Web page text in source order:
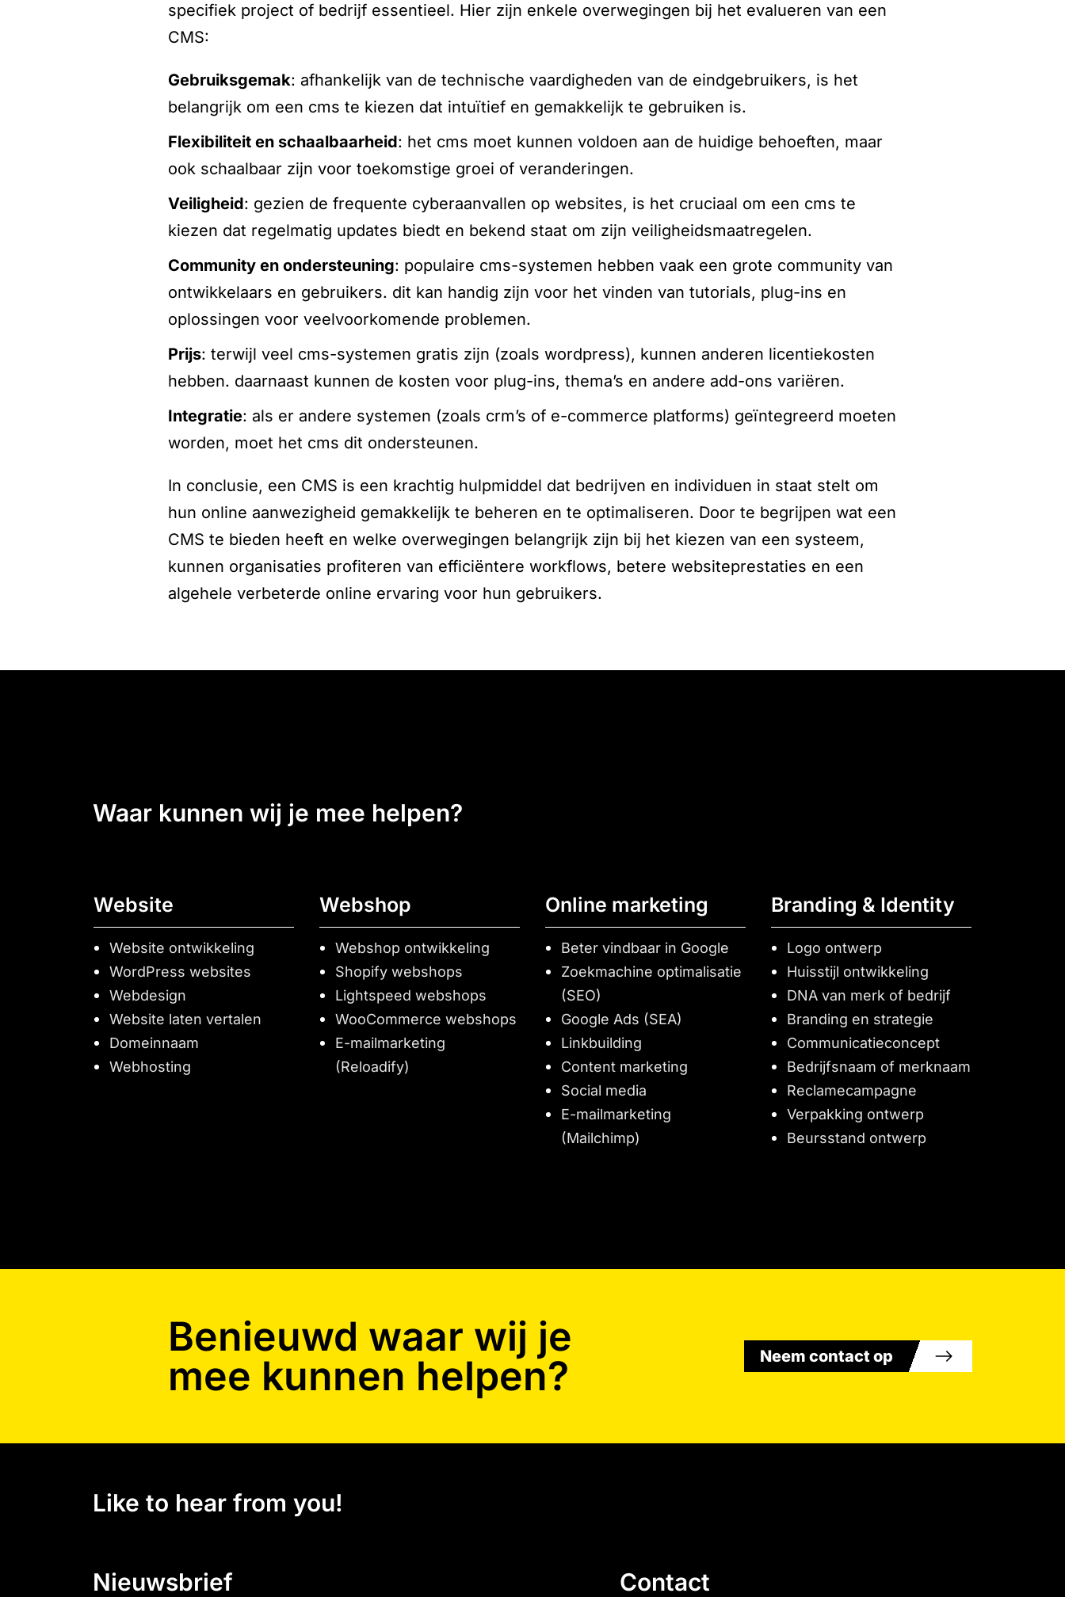
specifiek project of bedrijf essentieel. Hier zijn enkele overwegingen bij het evalueren van een
CMS:
gebruiksgemak: afhankelijk van de technische vaardigheden van de eindgebruikers, is het
belangrijk om een cms te kiezen dat intuïtief en gemakkelijk te gebruiken is.
flexibiliteit en schaalbaarheid: het cms moet kunnen voldoen aan de huidige behoeften, maar
ook schaalbaar zijn voor toekomstige groei of veranderingen.
veiligheid: gezien de frequente cyberaanvallen op websites, is het cruciaal om een cms te
kiezen dat regelmatig updates biedt en bekend staat om zijn veiligheidsmaatregelen.
community en ondersteuning: populaire cms-systemen hebben vaak een grote community van
ontwikkelaars en gebruikers. dit kan handig zijn voor het vinden van tutorials, plug-ins en
oplossingen voor veelvoorkomende problemen.
prijs: terwijl veel cms-systemen gratis zijn (zoals wordpress), kunnen anderen licentiekosten
hebben. daarnaast kunnen de kosten voor plug-ins, thema’s en andere add-ons variëren.
integratie: als er andere systemen (zoals crm’s of e-commerce platforms) geïntegreerd moeten
worden, moet het cms dit ondersteunen.
In conclusie, een CMS is een krachtig hulpmiddel dat bedrijven en individuen in staat stelt om
hun online aanwezigheid gemakkelijk te beheren en te optimaliseren. Door te begrijpen wat een
CMS te bieden heeft en welke overwegingen belangrijk zijn bij het kiezen van een systeem,
kunnen organisaties profiteren van efficiëntere workflows, betere websiteprestaties en een
algehele verbeterde online ervaring voor hun gebruikers.
waar kunnen wij je mee helpen?
Website
Website ontwikkeling
WordPress websites
Webdesign
Website laten vertalen
Domeinnaam
Webhosting
Webshop
Webshop ontwikkeling
Shopify webshops
Lightspeed webshops
WooCommerce webshops
E-mailmarketing
(Reloadify)
Online marketing
Beter vindbaar in Google
Zoekmachine optimalisatie
(SEO)
Google Ads (SEA)
Linkbuilding
Content marketing
Social media
E-mailmarketing
(Mailchimp)
Branding & Identity
Logo ontwerp
Huisstijl ontwikkeling
DNA van merk of bedrijf
Branding en strategie
Communicatieconcept
Bedrijfsnaam of merknaam
Reclamecampagne
Verpakking ontwerp
Beursstand ontwerp
Benieuwd waar wij je
mee kunnen helpen?
Neem contact op
Like to hear from you!
Nieuwsbrief Contact